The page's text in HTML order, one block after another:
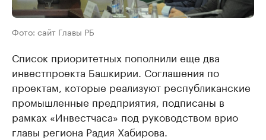
Фото: сайт Главы РБ
Список приоритетных пополнили еще два
инвестпроекта Башкирии. Соглашения по
проектам, которые реализуют республиканские
промышленные предприятия, подписаны в
рамках «Инвестчаса» под руководством врио
главы региона Радия Хабирова.